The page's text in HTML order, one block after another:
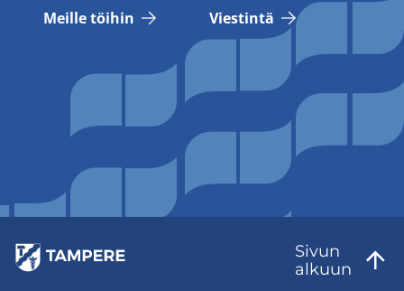
Meil­le töi­hin
Vies­tin­tä
Sivun
al­kuun